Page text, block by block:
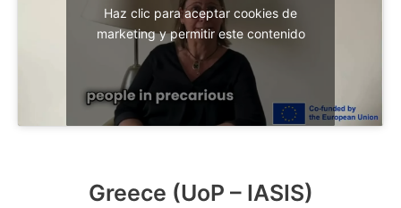
Haz clic para aceptar cookies de
marketing y permitir este contenido
Greece (UoP – IASIS)